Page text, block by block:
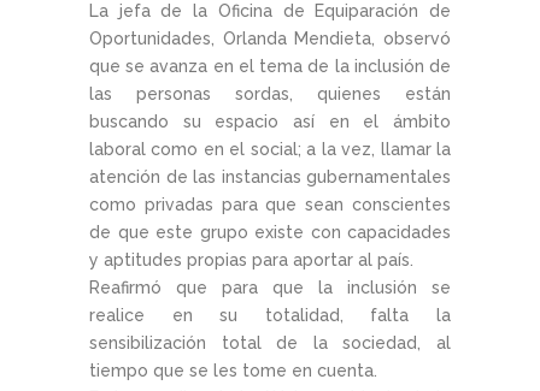
La jefa de la Oficina de Equiparación de
Oportunidades, Orlanda Mendieta, observó
que se avanza en el tema de la inclusión de
las personas sordas, quienes están
buscando su espacio así en el ámbito
laboral como en el social; a la vez, llamar la
atención de las instancias gubernamentales
como privadas para que sean conscientes
de que este grupo existe con capacidades
y aptitudes propias para aportar al país.
Reafirmó que para que la inclusión se
realice en su totalidad, falta la
sensibilización total de la sociedad, al
tiempo que se les tome en cuenta.